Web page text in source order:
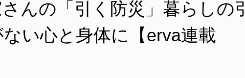
でも安心！ストレ
行を楽しめる！
んの「引く防災」暮らしの引
い心と身体に【erva連載